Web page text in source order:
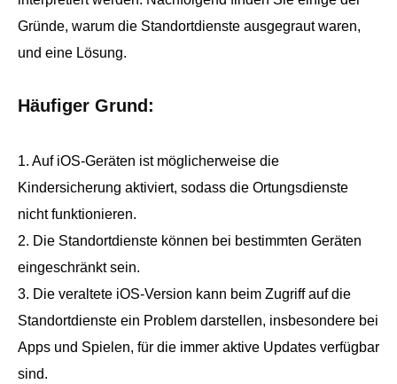
Gründe, warum die Standortdienste ausgegraut waren,
und eine Lösung.
Häufiger Grund:
1. Auf iOS-Geräten ist möglicherweise die
Kindersicherung aktiviert, sodass die Ortungsdienste
nicht funktionieren.
2. Die Standortdienste können bei bestimmten Geräten
eingeschränkt sein.
3. Die veraltete iOS-Version kann beim Zugriff auf die
Standortdienste ein Problem darstellen, insbesondere bei
Apps und Spielen, für die immer aktive Updates verfügbar
sind.